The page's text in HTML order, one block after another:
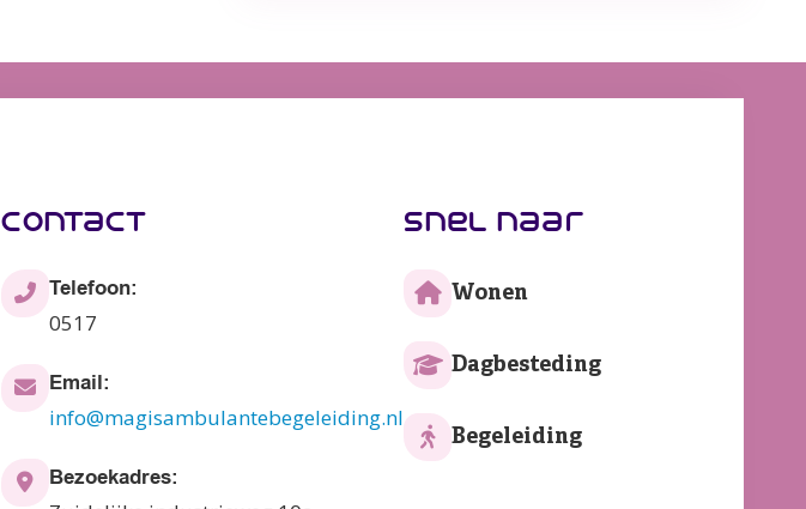
contact
Telefoon:
0517
Email:
info@magisambulantebegeleiding.nl
Bezoekadres:
snel naar
Wonen
Dagbesteding
Begeleiding